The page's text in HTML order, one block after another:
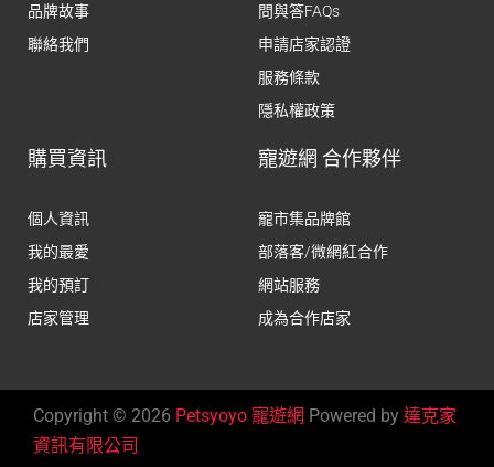
品牌故事
聯絡我們
問與答FAQs
申請店家認證
服務條款
隱私權政策
購買資訊
個人資訊
我的最愛
我的預訂
店家管理
寵遊網 合作夥伴
寵市集品牌館
部落客/微網紅合作
網站服務
成為合作店家
Copyright © 2026 Petsyoyo 寵遊網 Powered by 達克家
資訊有限公司